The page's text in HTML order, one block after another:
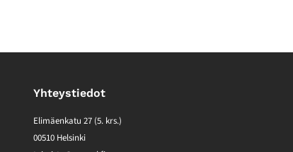
Yhteystiedot
Elimäenkatu 27 (5. krs.)
00510 Helsinki